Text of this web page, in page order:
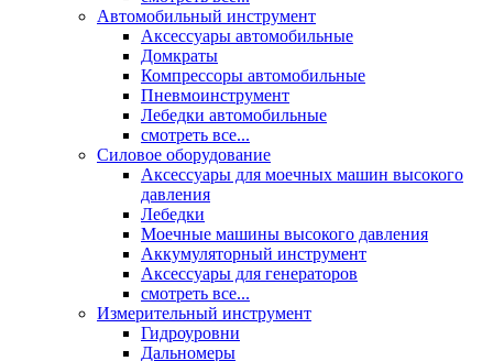
Автомобильный инструмент
Аксессуары автомобильные
Домкраты
Компрессоры автомобильные
Пневмоинструмент
Лебедки автомобильные
смотреть все...
Силовое оборудование
Аксессуары для моечных машин высокого
давления
Лебедки
Моечные машины высокого давления
Аккумуляторный инструмент
Аксессуары для генераторов
смотреть все...
Измерительный инструмент
Гидроуровни
Дальномеры